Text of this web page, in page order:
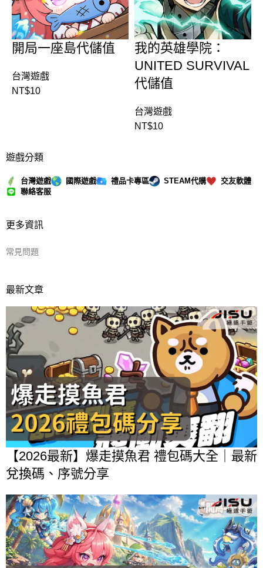
開局一座島代儲值
台灣遊戲
NT$10
我的英雄學院：
UNITED SURVIVAL
代儲值
台灣遊戲
NT$10
遊戲分類
台灣遊戲 國際遊戲 禮品卡專區 STEAM代購
交友軟體
聯絡客服
更多資訊
常見問題
最新文章
【2026最新】爆走摸魚君 禮包碼大全｜最新
兌換碼、序號分享